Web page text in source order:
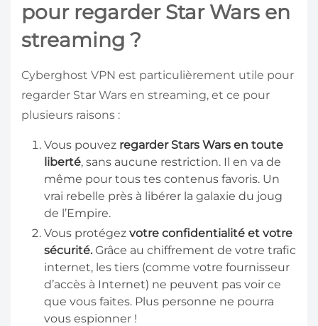
pour regarder Star Wars en
streaming ?
Cyberghost VPN est particulièrement utile pour
regarder Star Wars en streaming, et ce pour
plusieurs raisons :
Vous pouvez regarder Stars Wars en toute
liberté, sans aucune restriction. Il en va de
même pour tous tes contenus favoris. Un
vrai rebelle près à libérer la galaxie du joug
de l’Empire.
Vous protégez votre confidentialité et votre
sécurité. Grâce au chiffrement de votre trafic
internet, les tiers (comme votre fournisseur
d’accès à Internet) ne peuvent pas voir ce
que vous faites. Plus personne ne pourra
vous espionner !